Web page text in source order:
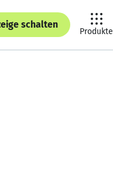
schalten
Produkte